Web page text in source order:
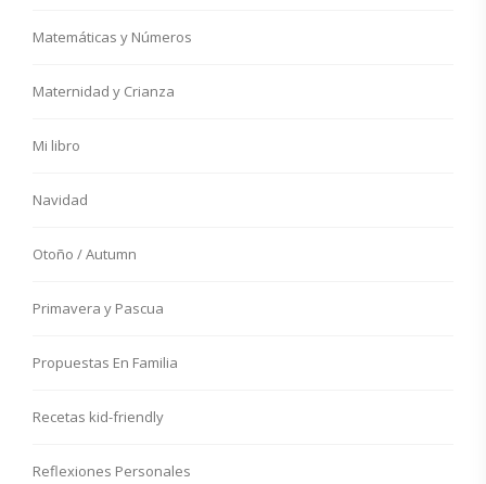
Matemáticas y Números
Maternidad y Crianza
Mi libro
Navidad
Otoño / Autumn
Primavera y Pascua
Propuestas En Familia
Recetas kid-friendly
Reflexiones Personales